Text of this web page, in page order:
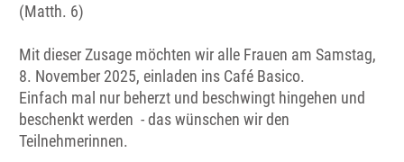
(Matth. 6)
Mit dieser Zusage möchten wir alle Frauen am Samstag,
8. November 2025, einladen ins Café Basico.
Einfach mal nur beherzt und beschwingt hingehen und
beschenkt werden - das wünschen wir den
Teilnehmerinnen.